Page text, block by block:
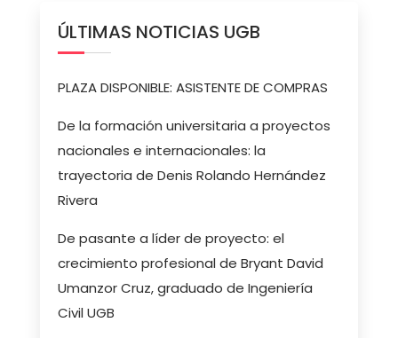
ÚLTIMAS NOTICIAS UGB
PLAZA DISPONIBLE: ASISTENTE DE COMPRAS
De la formación universitaria a proyectos
nacionales e internacionales: la
trayectoria de Denis Rolando Hernández
Rivera
De pasante a líder de proyecto: el
crecimiento profesional de Bryant David
Umanzor Cruz, graduado de Ingeniería
Civil UGB